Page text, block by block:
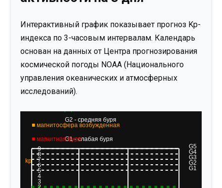
Интерактивный график показывает прогноз Kp-
индекса по 3-часовым интервалам. Календарь
основан на данных от Центра прогнозирования
космической погоды NOAA (Национального
управления океанических и атмосферных
исследований).